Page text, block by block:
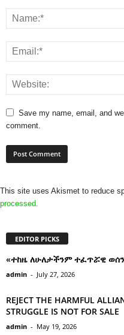
Save my name, email, and
comment.
This site uses Akismet to reduce
processed.
EDITOR PICKS
«ተከዜ ለሁለታችንም ተፈጥሯዊ
admin - July 27, 2026
REJECT THE HARMFUL
STRUGGLE IS NOT FOR SALE
admin - May 19, 2026